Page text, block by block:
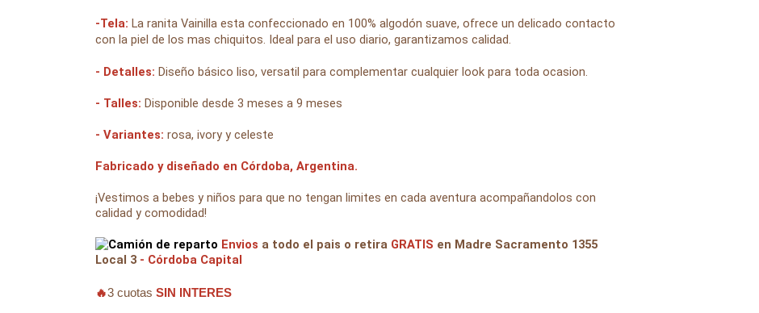
-Tela: La ranita Vainilla esta confeccionado en 100% algodón suave, ofrece un delicado contacto
con la piel de los mas chiquitos. Ideal para el uso diario, garantizamos calidad.
- Detalles: Diseño básico liso, versatil para complementar cualquier look para toda ocasion.
- Talles: Disponible desde 3 meses a 9 meses
- Variantes: rosa, ivory y celeste
Fabricado y diseñado en Córdoba, Argentina.
¡Vestimos a bebes y niños para que no tengan limites en cada aventura acompañandolos con
calidad y comodidad!
Envios a todo el pais o retira GRATIS en Madre Sacramento 1355
Local 3 - Córdoba Capital
🔥3 cuotas SIN INTERES